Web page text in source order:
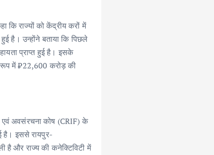
कि राज्यों को केंद्रीय करों में
है। उन्होंने बताया कि पिछले
प्राप्त हुई है। इसके
रूप में ₹22,600 करोड़ की
एवं अवसंरचना कोष (CRIF) के
है। इससे रायपुर-
है और राज्य की कनेक्टिविटी में